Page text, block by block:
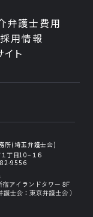
弁護士費用
用情報
ト
所(埼玉弁護士会)
丁目10−１６
9556